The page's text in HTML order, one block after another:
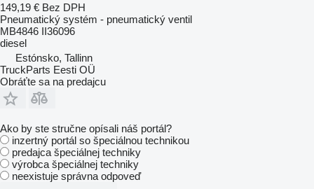
149,19 € Bez DPH
Pneumatický systém - pneumatický ventil
MB4846 II36096
diesel
Estónsko, Tallinn
TruckParts Eesti OÜ
Obráťte sa na predajcu
Ako by ste stručne opísali náš portál?
inzertný portál so špeciálnou technikou
predajca špeciálnej techniky
výrobca špeciálnej techniky
neexistuje správna odpoveď